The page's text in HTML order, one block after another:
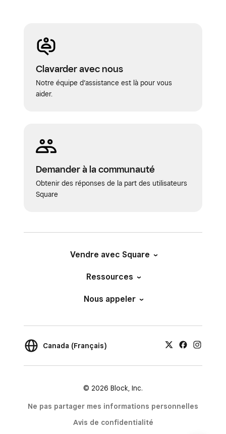
Clavarder avec nous
Notre équipe d’assistance est là pour vous
aider.
Demander à la communauté
Obtenir des réponses de la part des utilisateurs
Square
Vendre avec Square
Ressources
Nous appeler
Canada (Français)
© 2026 Block, Inc.
Ne pas partager mes informations personnelles
Avis de confidentialité